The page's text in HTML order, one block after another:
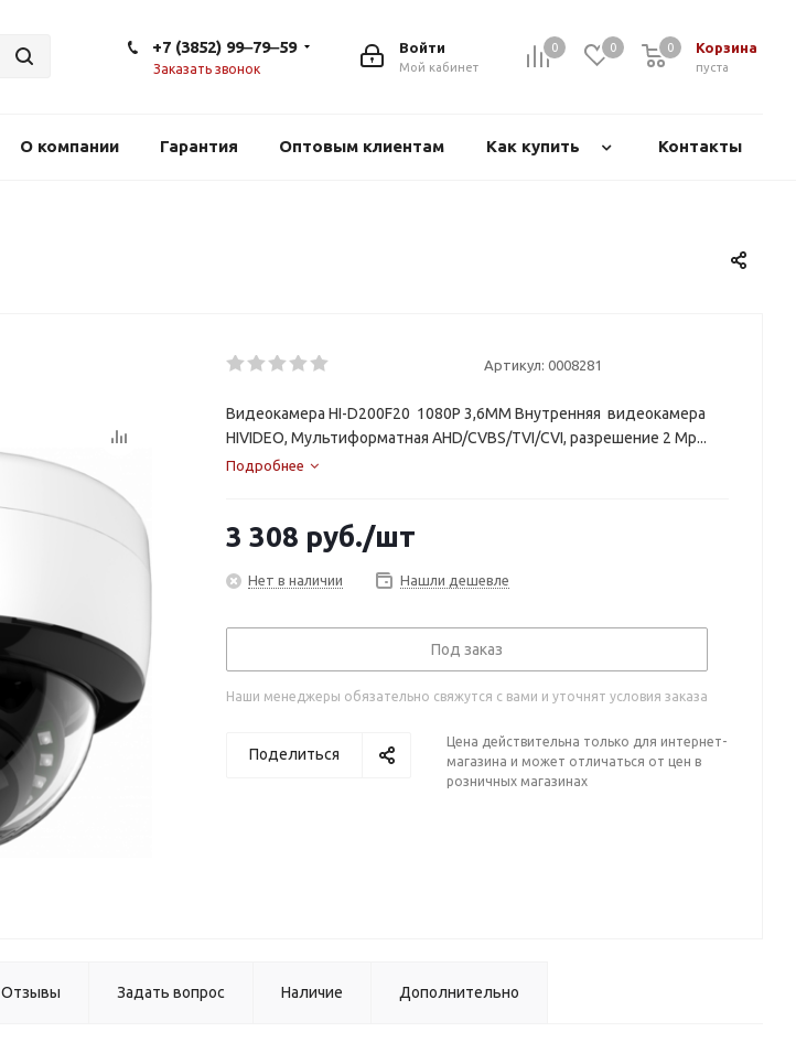
0 0 Корзина
пуста
0
Войти
Мой кабинет
+7 (3852) 99‒79‒59
Заказать звонок
О компании Гарантия Оптовым клиентам Как купить Контакты
Артикул: 0008281
Видеокамера HI-D200F20 1080P 3,6MM Внутренняя видеокамера
HIVIDEO, Мультиформатная AHD/CVBS/TVI/CVI, разрешение 2 Mp...
Подробнее
3 308 руб./шт
Нет в наличии Нашли дешевле
Под заказ
Наши менеджеры обязательно свяжутся с вами и уточнят условия заказа
Поделиться
Цена действительна только для интернет-
магазина и может отличаться от цен в
розничных магазинах
Отзывы Задать вопрос Наличие Дополнительно